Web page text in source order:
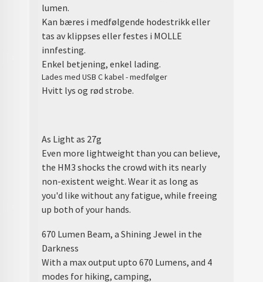
lumen.
Kan bæres i medfølgende hodestrikk eller
tas av klippses eller festes i MOLLE
innfesting.
Enkel betjening, enkel lading.
Lades med USB C kabel - medfølger
Hvitt lys og rød strobe.
As Light as 27g
Even more lightweight than you can believe,
the HM3 shocks the crowd with its nearly
non-existent weight. Wear it as long as
you'd like without any fatigue, while freeing
up both of your hands.
670 Lumen Beam, a Shining Jewel in the
Darkness
With a max output upto 670 Lumens, and 4
modes for hiking, camping,